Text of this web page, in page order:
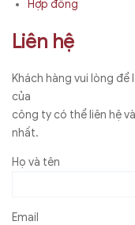
Hợp đồng
Liên hệ
Khách hàng vui lòng
của
công ty có thể liên hệ
nhất.
Họ và tên
Email